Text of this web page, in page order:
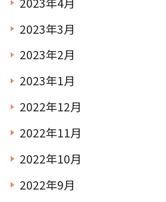
2023年3月
2023年2月
2023年1月
2022年12月
2022年11月
2022年10月
2022年9月